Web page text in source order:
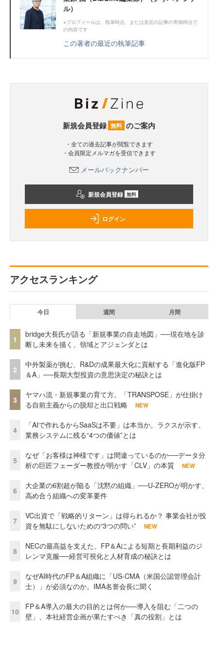
ル）
※プロフィールは、執筆時点、または直近の記事の寄稿時点で
の内容です
この著者の最近の執筆記事
新規会員登録 無料 のご案内
・全ての過去記事が閲覧できます
・会員限定メルマガを受信できます
メールバックナンバー
新規会員登録 無料
ログイン
アクセスランキング
今日 週間 月間
1
bridge大長氏が語る「新規事業の自走地図」──現在地を診
断し未来を描く、領域とアジェンダとは
2
中外製薬が挑む、R&Dの成果最大化に貢献する「進化版FP
＆A」──長期大型投資の意思決定の秘訣とは
3
ヤマハ流・新規事業の育て方。「TRANSPOSE」が仕掛け
る自前主義からの脱却と出口戦略
NEW
4
「AIで作れるからSaaSは不要」は本当か。ラクスが示す、
業務システムに残る“4つの価値”とは
5
なぜ「お客様は神様です」は間違っているのか──データ分
析の巨匠フェーダー教授が明かす「CLV」の本質
NEW
6
大企業の6割超が陥る「沈黙の組織」──U-ZEROが明かす、
高め合う組織への変革要件
7
VC出資で「戦略的リターン」は得られるか？ 事業会社が投
資を無駄にしないための“3つの問い”
NEW
8
NECの最高益を支えた、FP＆Aによる短期と長期利益のジ
レンマ克服──経営可視化と人材育成の秘訣とは
9
なぜAI時代のFP＆A組織に「US-CMA（米国公認管理会計
士）」が必須なのか。IMA名誉会長に聞く
10
FP＆A導入の最大の目的とは何か──導入を阻む「二つの
壁」、本社経営企画が果たすべき「真の役割」とは